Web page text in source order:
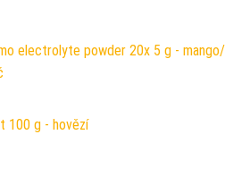
electrolyte powder 20x 5 g - mango/
100 g - hovězí